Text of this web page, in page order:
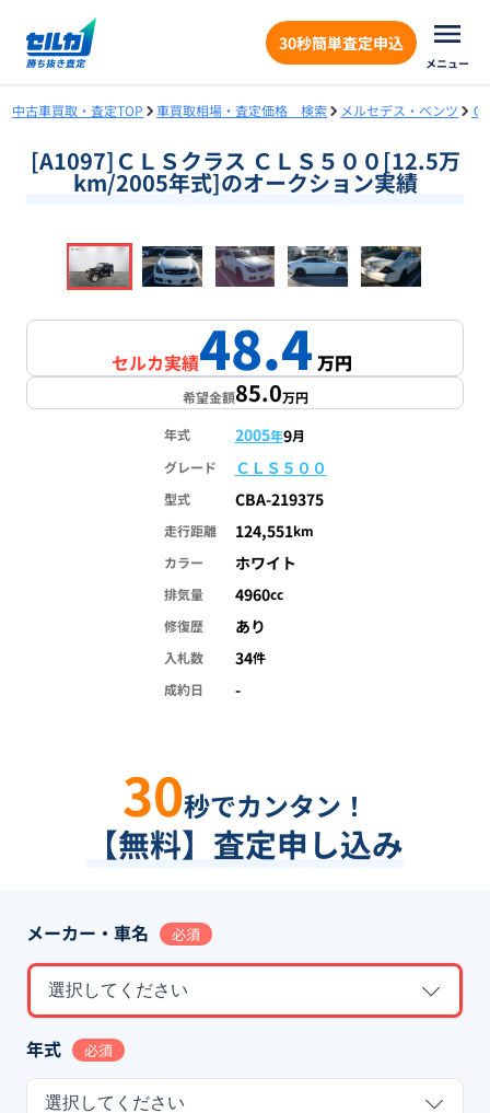
30秒簡単査定申込
メニュー
中古車買取・査定TOP 車買取相場・査定価格 検索 メルセデス・ベンツ Ｃ
[A1097]ＣＬＳクラス ＣＬＳ５００[12.5万
km/2005年式]のオークション実績
1/16
セルカ実績48.4万円
希望金額85.0万円
年式 2005年9月
グレード
ＣＬＳ５００
型式 CBA-219375
走行距離 124,551km
カラー
ホワイト
排気量 4960cc
修復歴
あり
入札数 34件
成約日
-
30秒でカンタン！
【無料】査定申し込み
メーカー・車名 必須
選択してください
年式 必須
選択してください